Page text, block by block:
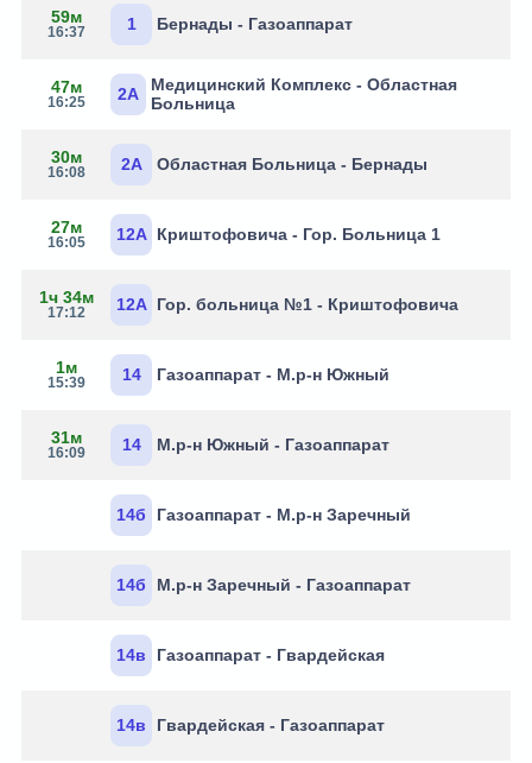
59м
16:37 1 Бернады - Газоаппарат
47м
16:25 2А
Медицинский Комплекс - Областная
Больница
30м
16:08 2А Областная Больница - Бернады
27м
16:05 12А Криштофовича - Гор. Больница 1
1ч 34м
17:12 12А Гор. больница №1 - Криштофовича
1м
15:39 14 Газоаппарат - М.р-н Южный
31м
16:09 14 М.р-н Южный - Газоаппарат
14б Газоаппарат - М.р-н Заречный
14б М.р-н Заречный - Газоаппарат
14в Газоаппарат - Гвардейская
14в Гвардейская - Газоаппарат